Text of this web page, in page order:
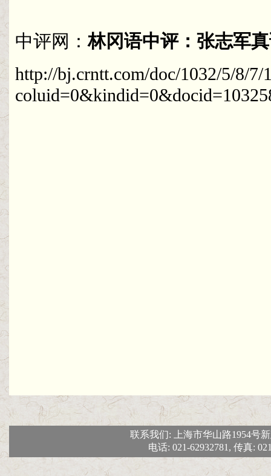
中评网：林冈语中评：张志军
http://bj.crntt.com/doc/1032/5/8/7/
联系我们: 上海市华山路1954号
电话: 021-62932781, 传真: